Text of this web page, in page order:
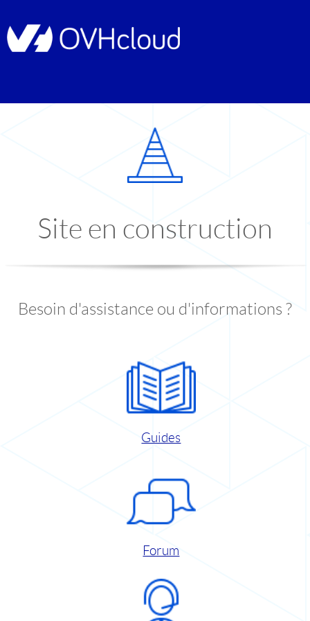
Site en construction
Besoin d'assistance ou d'informations ?
Guides
Forum